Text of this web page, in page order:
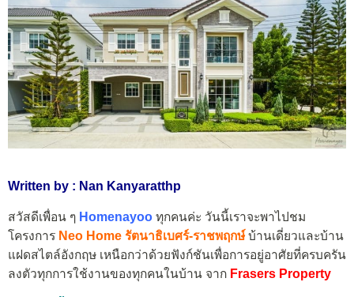
Written by : Nan Kanyaratthp
สวัสดีเพื่อน ๆ Homenayoo ทุกคนค่ะ วันนี้เราจะพาไปชม
โครงการ Neo Home รัตนาธิเบศร์-ราชพฤกษ์บ้านเดี่ยวและบ้าน
แฝดสไตล์อังกฤษ เหนือกว่าด้วยฟังก์ชันเพื่อการอยู่อาศัยที่ครบครัน
ลงตัวทุกการใช้งานของทุกคนในบ้าน จาก Frasers Property